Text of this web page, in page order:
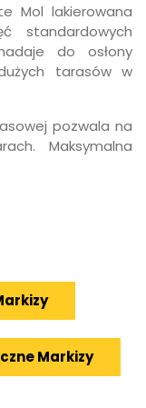
Mol lakierowana
standardowych
do osłony
tarasów w
pozwala na
Maksymalna
Markizy